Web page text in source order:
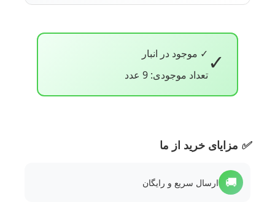
✓ ✓ موجود در انبار
تعداد موجودی: 9 عدد
✅ مزایای خرید از ما
🚚 ارسال سریع و رایگان